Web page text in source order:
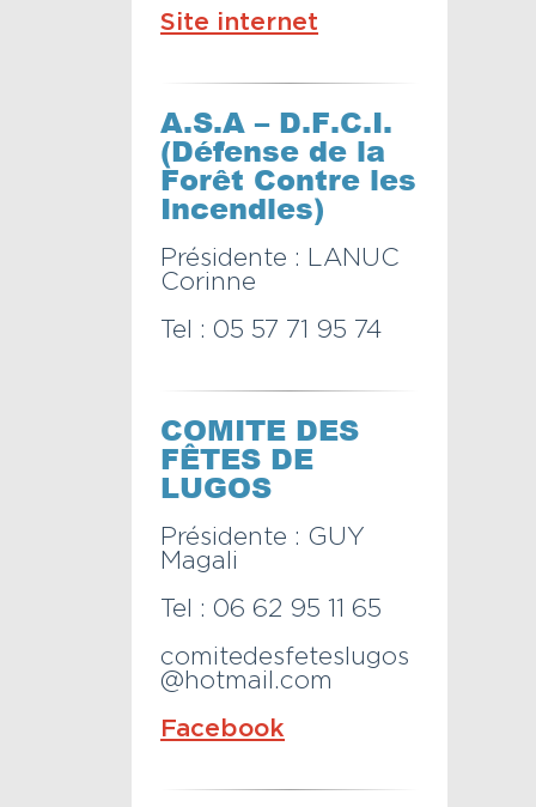
Site internet
A.S.A – D.F.C.I.
(Défense de la
Forêt Contre les
Incendies)
Présidente : LANUC
Corinne
Tel : 05 57 71 95 74
COMITE DES
FÊTES DE
LUGOS
Présidente : GUY
Magali
Tel : 06 62 95 11 65
comitedesfeteslugos
@hotmail.com
Facebook